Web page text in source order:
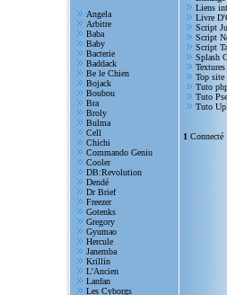
Angela
Arbitre
Baba
Baby
Bacterie
Baddack
Be le Chien
Bojack
Boubou
Bra
Broly
Bulma
Cell
Chichi
Commando Geniu
Cooler
DB:Revolution
Dendé
Dr Brief
Freezer
Gotenks
Gregory
Gyumao
Hercule
Janemba
Krillin
L'Ancien
Lanfan
Les Cyborgs
Liens
Livre
Script
Script
Script
Splash
Top site
Tuto
Tuto
Tuto
1 Connecté